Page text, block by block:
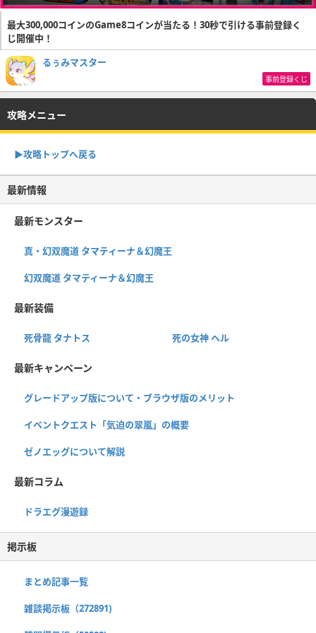
最大300,000コインのGame8コインが当たる！30秒で引ける事前登録く
じ開催中！
るぅみマスター
事前登録くじ
攻略メニュー
▶︎攻略トップへ戻る
最新情報
最新モンスター
真・幻双魔道 タマティーナ＆幻魔王
幻双魔道 タマティーナ＆幻魔王
最新装備
死骨龍 タナトス 死の女神 ヘル
最新キャンペーン
グレードアップ版について・ブラウザ版のメリット
イベントクエスト「気迫の翠嵐」の概要
ゼノエッグについて解説
最新コラム
ドラエグ漫遊録
掲示板
まとめ記事一覧
雑談掲示板（272891)